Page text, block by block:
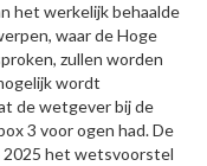
het werkelijk behaalde
waar de Hoge
zullen worden
wordt
de wetgever bij de
3 voor ogen had. De
2025 het wetsvoorstel